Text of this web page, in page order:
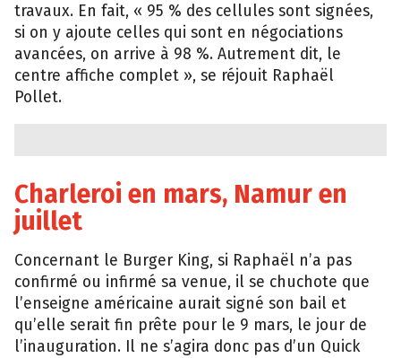
travaux. En fait, « 95 % des cellules sont signées,
si on y ajoute celles qui sont en négociations
avancées, on arrive à 98 %. Autrement dit, le
centre affiche complet », se réjouit Raphaël
Pollet.
Charleroi en mars, Namur en
juillet
Concernant le Burger King, si Raphaël n’a pas
confirmé ou infirmé sa venue, il se chuchote que
l’enseigne américaine aurait signé son bail et
qu’elle serait fin prête pour le 9 mars, le jour de
l’inauguration. Il ne s’agira donc pas d’un Quick